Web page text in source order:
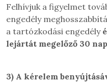
Felhívjuk a figyelmet
engedély
a tartózkodási engedély
lejártát megelőző 30
3) A kérelem